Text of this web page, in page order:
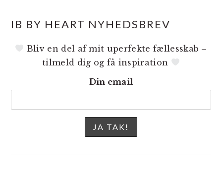
IB BY HEART NYHEDSBREV
Bliv en del af mit uperfekte fællesskab –
tilmeld dig og få inspiration
Din email